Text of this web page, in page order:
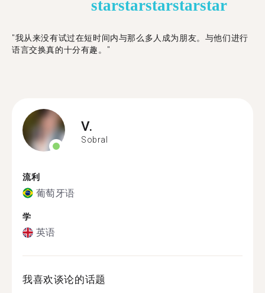
starstarstarstarstar
"我从来没有试过在短时间内与那么多人成为朋友。与他们进行
语言交换真的十分有趣。"
V.
Sobral
流利
葡萄牙语
学
英语
我喜欢谈论的话题